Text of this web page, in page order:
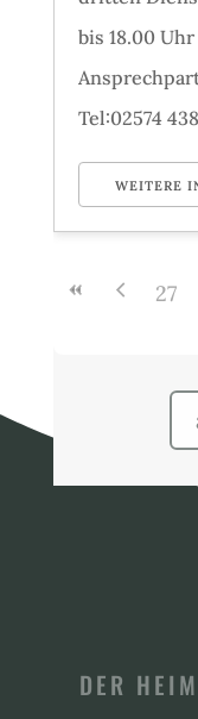
bis 18.00
Tel:02574 438
WEITERE
27
DER